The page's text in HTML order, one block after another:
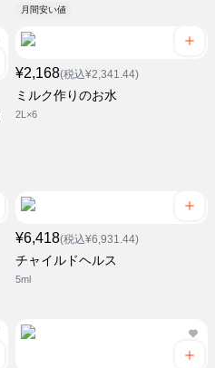
月間安い値
¥2,168(税込¥2,341.44)
ミルク作りのお水
2L×6
¥6,418(税込¥6,931.44)
チャイルドヘルス
5ml